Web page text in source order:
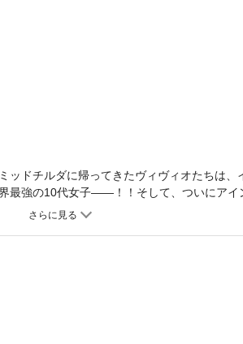
ドチルダに帰ってきたヴィヴィオたちは、
最強の10代女子――！！そして、ついにアイ
古代ベルカの特別機・アスティオンと共にイ